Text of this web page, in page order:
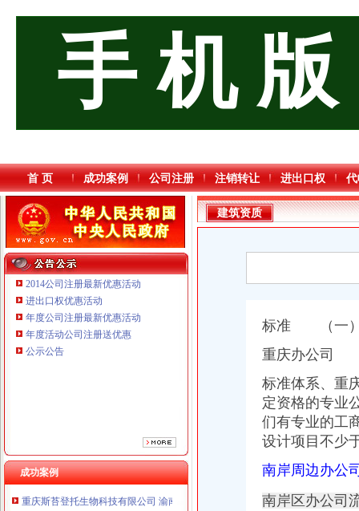
手 机 版
首 页 成功案例 公司注册 注销转让 进出口权
2014公司注册最新优惠活动
进出口权优惠活动
年度公司注册最新优惠活动
年度活动公司注册送优惠
公示公告
成功案例
重庆奎颜尼商贸有限公司 渝中100万 （工商注册）
重庆欧氏科技发展有限公司 渝九50万 （进出口权）
重庆金品科技有限公司 渝南100万 （进出口权）
重庆斯苔登托生物科技有限公司 渝南10万 （工商注册）
重庆安赐商贸有限公司 渝江10万 （工商注册）
建筑资质
标准 （一）
重庆办公司
标准体系、重
定资格的专业
们有专业的工
设计项目不少
南岸周边办公
南岸区办公